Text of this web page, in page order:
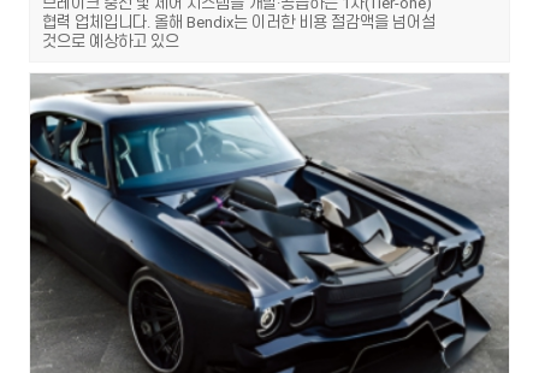
협력 업체입니다. 올해 Bendix는 이러한 비용 절감액을 넘어설
것으로 예상하고 있으